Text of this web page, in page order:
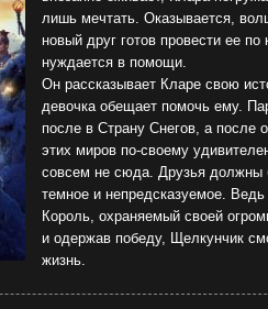
лишь мечтать. Оказывается,
новый друг готов провести ее
нуждается в помощи.
Он рассказывает Кларе свою
девочка обещает помочь ему.
после в Страну Снегов, а после
этих миров по-своему
совсем не сюда. Друзья должны
темное и непредсказуемое.
Король, охраняемый своей
и одержав победу, Щелкунчик
жизнь.